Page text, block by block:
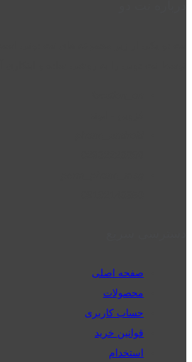
صفحه اصلی
محصولات
حساب کاربری
قوانین خرید
استخدام